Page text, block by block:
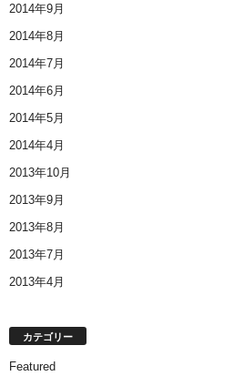
2014年9月
2014年8月
2014年7月
2014年6月
2014年5月
2014年4月
2013年10月
2013年9月
2013年8月
2013年7月
2013年4月
カテゴリー
Featured